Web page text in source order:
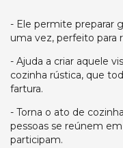
- Ele permite preparar
uma vez, perfeito para
- Ajuda a criar aquele
cozinha rústica, que
fartura.
- Torna o ato de
pessoas se reúnem
participam.